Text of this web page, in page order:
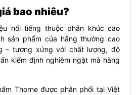
bao nhiêu?
nổi tiếng thuộc phân khúc cao
sản phẩm của hãng thường cao
– tương xứng với chất lượng, độ
kiểm định nghiêm ngặt mà hãng
Thorne được phân phối tại Việt